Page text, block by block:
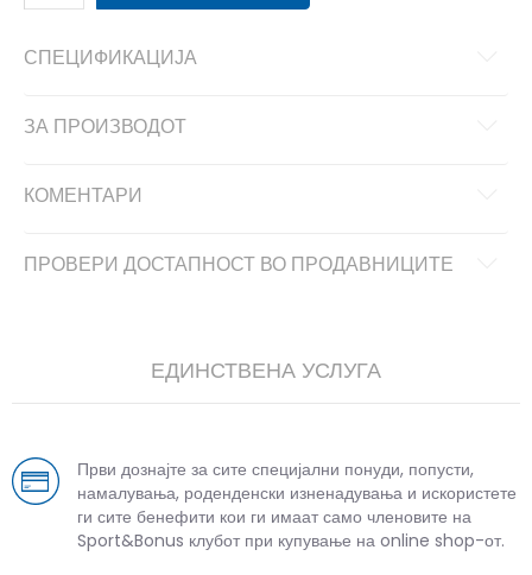
СПЕЦИФИКАЦИЈА
ЗА ПРОИЗВОДОТ
КОМЕНТАРИ
ПРОВЕРИ ДОСТАПНОСТ ВО ПРОДАВНИЦИТЕ
ЕДИНСТВЕНА УСЛУГА
Први дознајте за сите специјални понуди, попусти,
намалувања, роденденски изненадувања и искористете
ги сите бенефити кои ги имаат само членовите на
Sport&Bonus клубот при купување на online shop-от.